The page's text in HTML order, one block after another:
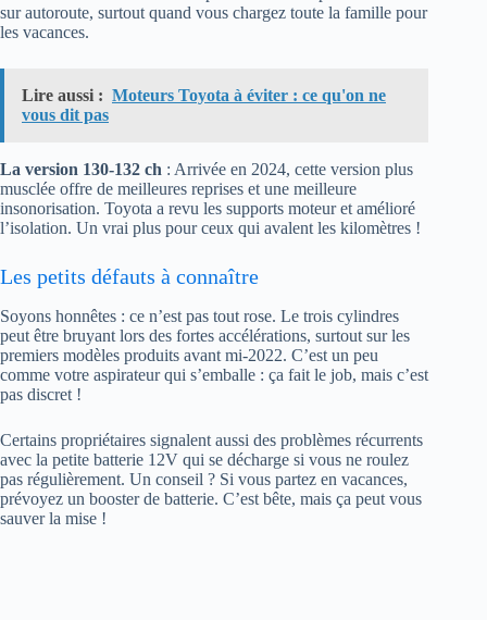
sur autoroute, surtout quand vous chargez toute la famille pour
les vacances.
Lire aussi : Moteurs Toyota à éviter : ce qu'on ne
vous dit pas
La version 130-132 ch : Arrivée en 2024, cette version plus
musclée offre de meilleures reprises et une meilleure
insonorisation. Toyota a revu les supports moteur et amélioré
l’isolation. Un vrai plus pour ceux qui avalent les kilomètres !
Les petits défauts à connaître
Soyons honnêtes : ce n’est pas tout rose. Le trois cylindres
peut être bruyant lors des fortes accélérations, surtout sur les
premiers modèles produits avant mi-2022. C’est un peu
comme votre aspirateur qui s’emballe : ça fait le job, mais c’est
pas discret !
Certains propriétaires signalent aussi des problèmes récurrents
avec la petite batterie 12V qui se décharge si vous ne roulez
pas régulièrement. Un conseil ? Si vous partez en vacances,
prévoyez un booster de batterie. C’est bête, mais ça peut vous
sauver la mise !